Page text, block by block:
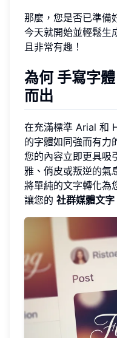
那麼，您是否已準備
今天就開始並輕鬆生
且非常有趣！
為何 手寫字體
而出
在充滿標準 Arial 和
的字體如同強而有力
您的內容立即更具吸
雅、俏皮或叛逆的氣
將單純的文字轉化為
讓您的 社群媒體文字